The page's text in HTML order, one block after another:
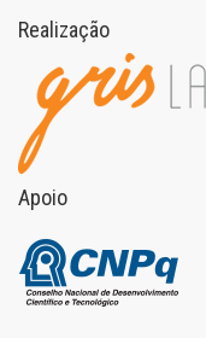
Realização
Apoio